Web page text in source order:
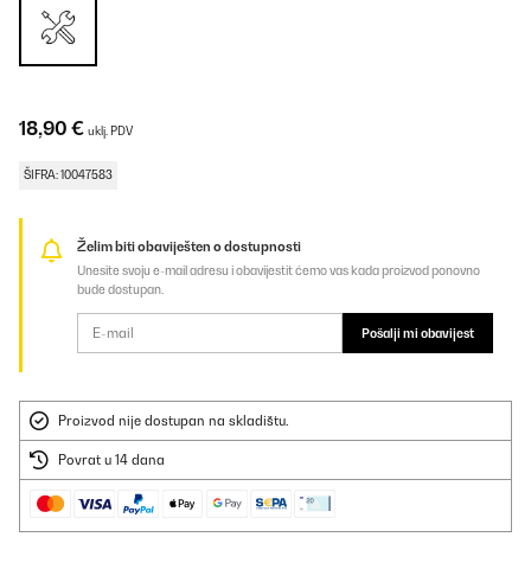
18,90 € uklj. PDV
ŠIFRA: 10047583
Želim biti obaviješten o dostupnosti
Unesite svoju e-mail adresu i obavijestit ćemo vas kada proizvod ponovno
bude dostupan.
Pošalji mi obavijest
Proizvod nije dostupan na skladištu.
Povrat u 14 dana